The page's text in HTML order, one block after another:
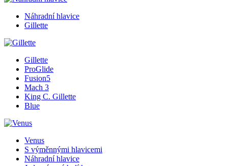
Náhradní hlavice
Gillette
Gillette
ProGlide
Fusion5
Mach 3
King C. Gillette
Blue
Venus
S výměnnými hlavicemi
Náhradní hlavice